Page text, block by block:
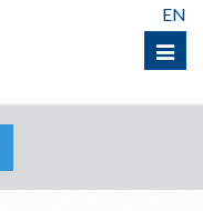
Menu
EN